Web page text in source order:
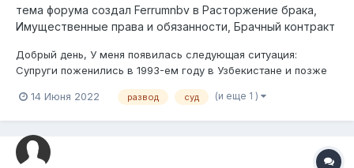
тема форума создал Ferrumnbv в Расторжение брака,
Имущественные права и обязанности, Брачный контракт
Добрый день, У меня появилась следующая ситуация:
Супруги поженились в 1993-ем году в Узбекистане и позже
на развод, суд просит подтверждение свидетельства о
объяснить процедуру получ...
14 Июня 2022 развод суд (и еще 1 )